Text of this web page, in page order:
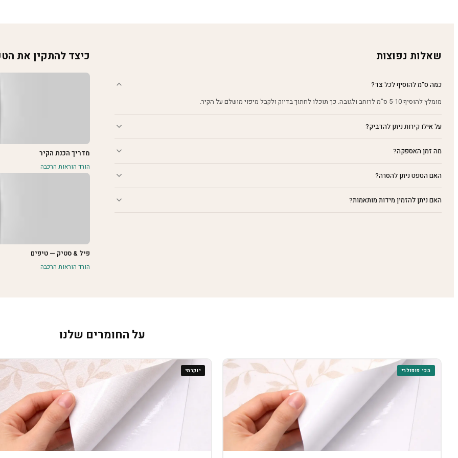
שאלות נפוצות
כמה ס"מ להוסיף לכל צד?
מומלץ להוסיף 5-10 ס"מ לרוחב ולגובה. כך תוכלו לחתוך בדיוק ולקבל מיפוי מושלם על הקיר.
על אילו קירות ניתן להדביק?
מה זמן האספקה?
האם הטפט ניתן להסרה?
האם ניתן להזמין מידות מותאמות?
כיצד להתקין את
מדריך הכנת הקיר
הורד הוראות הרכבה
פיל & סטיק — טיפים
הורד הוראות הרכבה
על החומרים שלנו
הכי פופולרי יוקרתי